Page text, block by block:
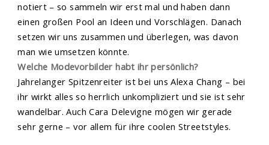
notiert – so sammeln wir erst mal und haben dann
einen großen Pool an Ideen und Vorschlägen. Danach
setzen wir uns zusammen und überlegen, was davon
man wie umsetzen könnte.
Welche Modevorbilder habt ihr persönlich?
Jahrelanger Spitzenreiter ist bei uns Alexa Chang – bei
ihr wirkt alles so herrlich unkompliziert und sie ist sehr
wandelbar. Auch Cara Delevigne mögen wir gerade
sehr gerne – vor allem für ihre coolen Streetstyles.